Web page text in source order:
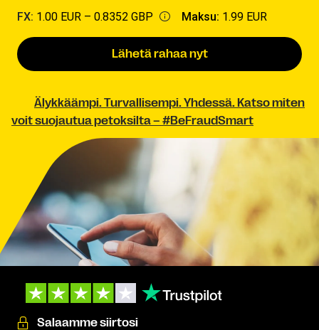
FX: 1.00 EUR – 0.8352 GBP Maksu: 1.99 EUR
Lähetä rahaa nyt
Älykkäämpi. Turvallisempi. Yhdessä. Katso miten
voit suojautua petoksilta – #BeFraudSmart
Salaamme siirtosi